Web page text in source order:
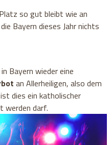
so gut bleibt wie an
Bayern dieses Jahr nichts
Bayern wieder eine
an Allerheiligen, also dem
dies ein katholischer
werden darf.